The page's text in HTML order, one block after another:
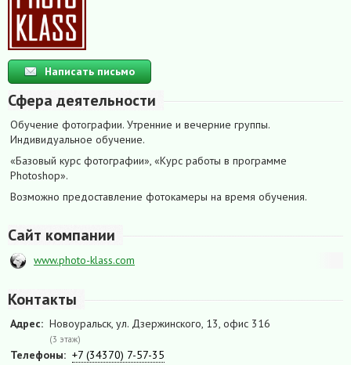
Написать письмо
Сфера деятельности
Обучение фотографии. Утренние и вечерние группы.
Индивидуальное обучение.
«Базовый курс фотографии», «Курс работы в программе
Photoshop».
Возможно предоставление фотокамеры на время обучения.
Сайт компании
www.photo-klass.com
Контакты
Адрес: Новоуральск, ул. Дзержинского, 13, офис 316
(3 этаж)
Телефоны: +7 (34370) 7-57-35